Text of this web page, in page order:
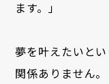
ます。」
夢を叶えたいと
関係ありません。